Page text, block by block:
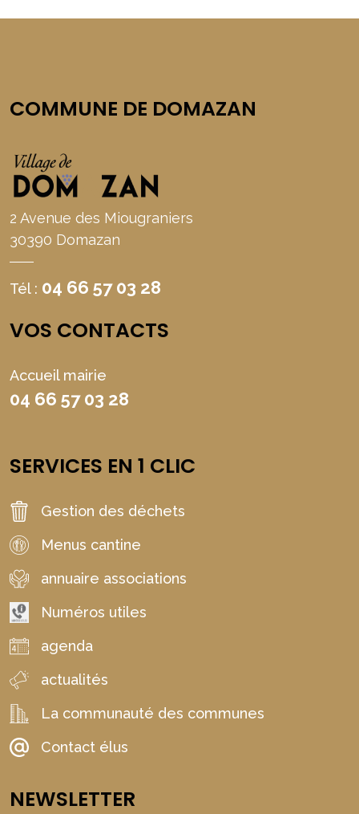
COMMUNE DE DOMAZAN
2 Avenue des Miougraniers
30390 Domazan
Tél : 04 66 57 03 28
VOS CONTACTS
Accueil mairie
04 66 57 03 28
SERVICES EN 1 CLIC
Gestion des déchets
Menus cantine
annuaire associations
Numéros utiles
agenda
actualités
La communauté des communes
Contact élus
NEWSLETTER